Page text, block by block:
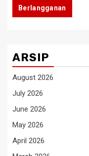
Berlangganan
ARSIP
August 2026
July 2026
June 2026
May 2026
April 2026